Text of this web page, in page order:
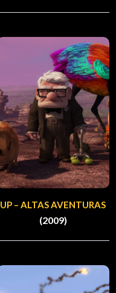
UP – ALTAS AVENTURAS
(2009)